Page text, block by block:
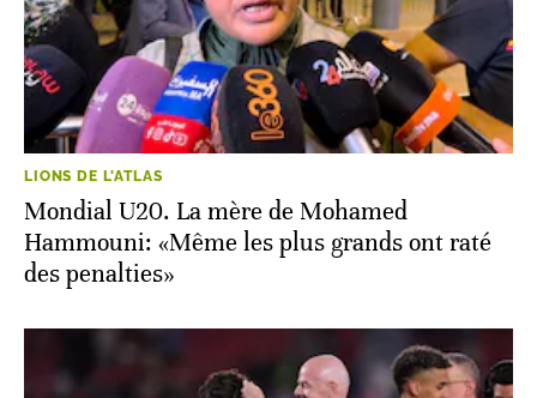
LIONS DE L'ATLAS
Mondial U20. La mère de Mohamed
Hammouni: «Même les plus grands ont raté
des penalties»